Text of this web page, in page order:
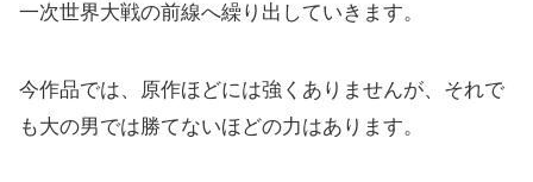
一次世界大戦の前線へ繰り出していきます。
今作品では、原作ほどには強くありませんが、それで
も大の男では勝てないほどの力はあります。